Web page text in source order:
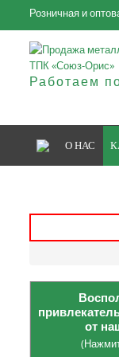
Розничная и
Работаем
О НАС
от